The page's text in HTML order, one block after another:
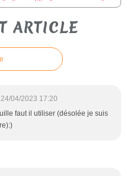
ARTICLE
24/04/2023 17:20
faut il utiliser (désolée je suis